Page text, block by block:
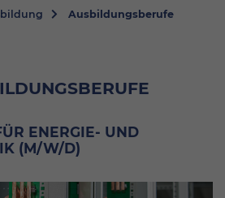
Ausbildungsberufe
ENERGIE- UND
(M/W/D)